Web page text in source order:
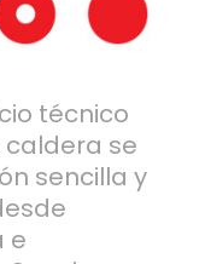
técnico
se
sencilla y
e